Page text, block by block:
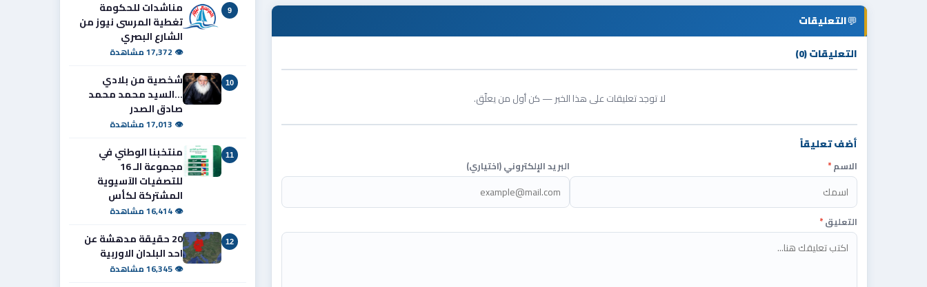
💬التعليقات
التعليقات (0)
لا توجد تعليقات على هذا الخبر — كن أول من يعلّق.
أضف تعليقاً
الاسم* البريد الإلكتروني (اختياري)
التعليق*
9
مناشدات للحكومة
تغطية المرسى نيوز من
الشارع البصري
👁 17,372 مشاهدة
10
شخصية من بلادي
...السيد محمد محمد
صادق الصدر
👁 17,013 مشاهدة
11
منتخبنا الوطني في
مجموعة الـ 16
للتصفيات الآسيوية
المشتركة لكأس
👁 16,414 مشاهدة
12
20 حقيقة مدهشة عن
احد البلدان الاوربية
👁 16,345 مشاهدة